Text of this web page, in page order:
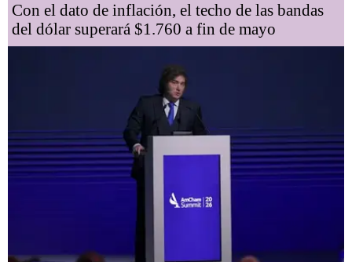
Con el dato de inflación, el techo de las bandas
del dólar superará $1.760 a fin de mayo